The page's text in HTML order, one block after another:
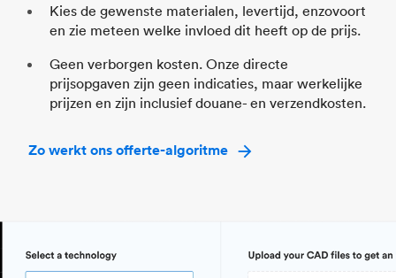
Kies de gewenste materialen, levertijd, enzovoort
en zie meteen welke invloed dit heeft op de prijs.
Geen verborgen kosten. Onze directe
prijsopgaven zijn geen indicaties, maar werkelijke
prijzen en zijn inclusief douane- en verzendkosten.
Zo werkt ons offerte-algoritme